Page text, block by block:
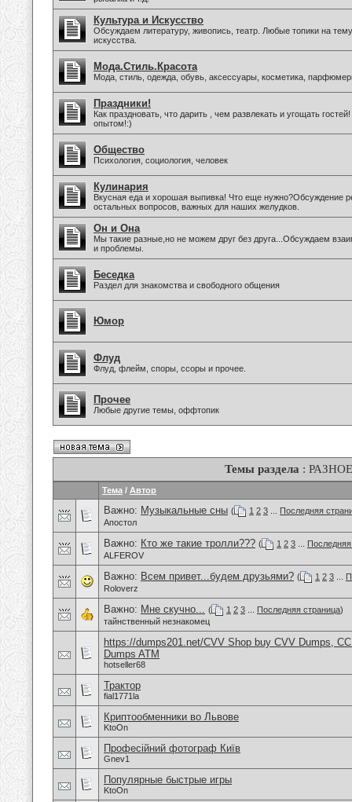
Культура и Искусство
Обсуждаем литературу, живопись, театр. Любые топики на
искусства.
Мода.Стиль.Красота
Мода, стиль, одежда, обувь, аксессуары, косметика,
Праздники!
Как праздновать, что дарить , чем развлекать и угощать
опытом!:)
Общество
Психология, социология, человек
Кулинария
Вкусная еда и хорошая выпивка! Что еще нужно?Обсуждение
остальных вопросов, важных для наших желудков.
Он и Она
Мы такие разные,но не можем друг без друга...Обсуждаем
и проблемы.
Беседка
Раздел для знакомства и свободного общения
Юмор
Флуд
Флуд, флейм, споры, ссоры и прочее.
Прочее
Любые другие темы, оффтопик
Темы раздела : РАЗНОЕ
Тема / Автор
Важно: Музыкальные сны ( 1 2 3
Последняя
Апостол
Важно: Кто же такие тролли??? ( 1 2 3
ALFEROV
Важно: Всем привет...будем друзьями? ( 1 2 3
Roloverz
Важно: Мне скучно... ( 1 2 3 Последняя страница)
тайнственный незнакомец
https://dumps201.net/CVV Shop buy CVV Dumps,
Dumps ATM
hotseller68
Трактор
fial1771la
Криптообменники во Львове
KtoOn
Професійний фотограф Київ
Gnev1
Популярные быстрые игры
KtoOn